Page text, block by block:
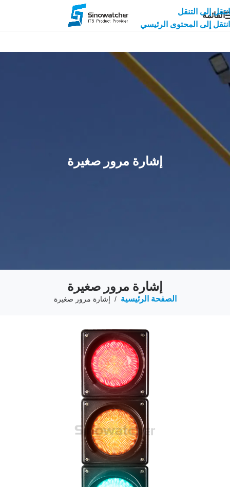
انتقل إلى التنقل
انتقل إلى المحتوى الرئيسي
القائمة
إشارة مرور صغيرة
إشارة مرور صغيرة
الصفحة الرئيسية / إشارة مرور صغيرة